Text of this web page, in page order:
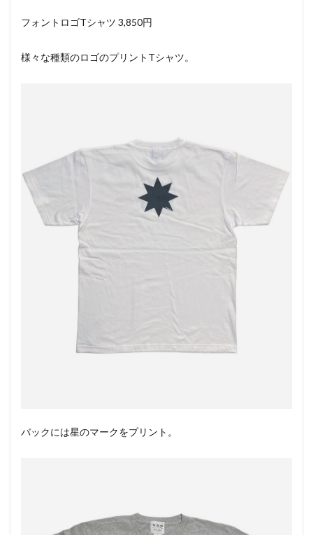
フォントロゴTシャツ 3,850円
様々な種類のロゴのプリントTシャツ。
バックには星のマークをプリント。